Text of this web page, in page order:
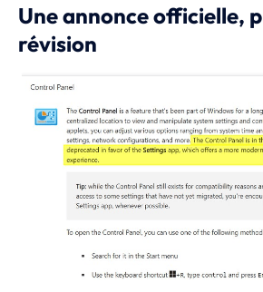
Une annonce officielle,
révision